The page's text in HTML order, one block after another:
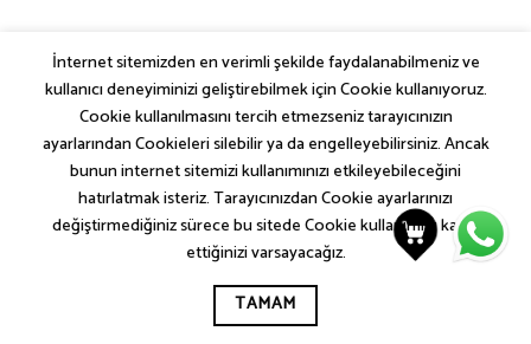
SEM COLLECTIONS İLETIŞIM KVKK AYDINLATMA METNI
ÇEREZ (COOKIE) POLITIKASI GIZLILIK VE GÜVENLIK POLITIKASI
SITE KULLANIM ŞARTLARI VE KOŞULLARI
KUZEY GLOBAL YAPI A.Ş.
İnternet sitemizden en verimli şekilde faydalanabilmeniz ve
kullanıcı deneyiminizi geliştirebilmek için Cookie kullanıyoruz.
Cookie kullanılmasını tercih etmezseniz tarayıcınızın
ayarlarından Cookieleri silebilir ya da engelleyebilirsiniz. Ancak
bunun internet sitemizi kullanımınızı etkileyebileceğini
hatırlatmak isteriz. Tarayıcınızdan Cookie ayarlarınızı
değiştirmediğiniz sürece bu sitede Cookie kullanımını kabul
ettiğinizi varsayacağız.
TAMAM